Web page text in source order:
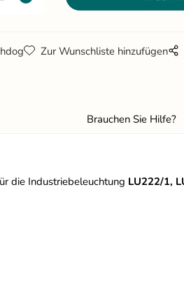
Zur Wunschliste hinzufügen
Brauchen Sie Hilfe?
die Industriebeleuchtung LU222/1,